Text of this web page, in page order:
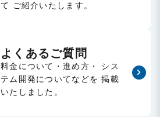
て ご紹介いたします。
よくあるご質問
料金について・進め方・
シス
テム開発についてなどを 掲載
いたしました。